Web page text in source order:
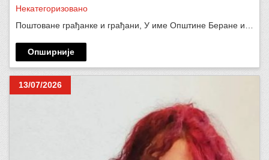
Некатегоризовано
Поштоване грађанке и грађани, У име Општине Беране и…
Опширније
13/07/2026